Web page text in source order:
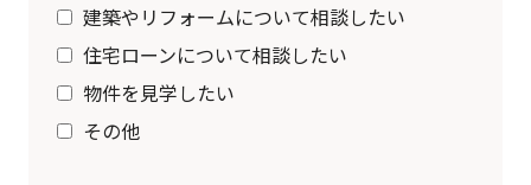
建築やリフォームについて相談したい
住宅ローンについて相談したい
物件を見学したい
その他